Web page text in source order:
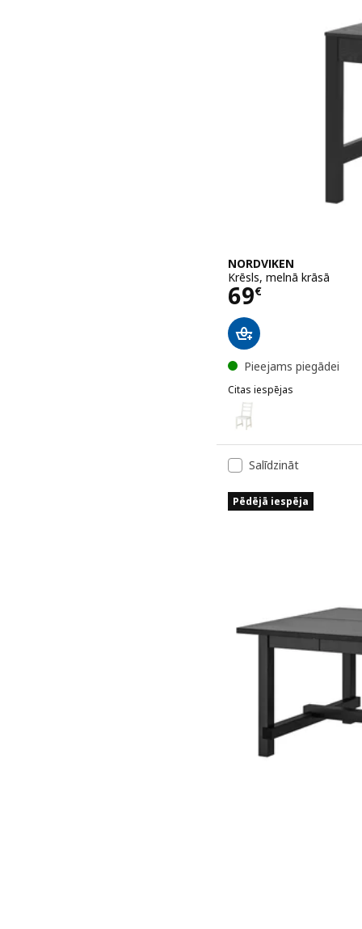
NORDVIKEN
Krēsls, melnā krāsā
69€
Cena 69€
Pieejams piegādei
Citas iespējas
NORDVIKEN
Variants: NORDVIKEN,
Salīdzināt
Pēdējā iespēja